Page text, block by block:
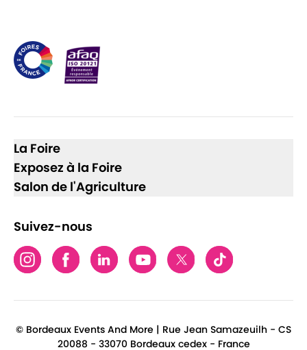
La Foire
Exposez à la Foire
Salon de l'Agriculture
Suivez-nous
© Bordeaux Events And More | Rue Jean Samazeuilh - CS
20088 - 33070 Bordeaux cedex - France